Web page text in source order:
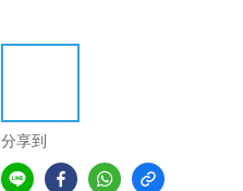
分享到